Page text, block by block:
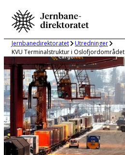
Hopp
innhold
Jernbanedirektoratet
Utredninger
KVU Terminalstruktur i Oslofjordområdet